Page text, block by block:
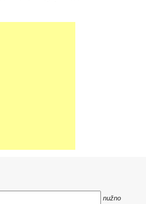
nužno